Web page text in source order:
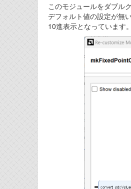
このモジュールをダブル
デフォルト値の設定が無
10進表示となっています。